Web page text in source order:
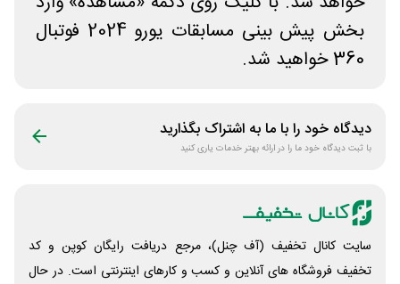
بخش پیش بینی مسابقات یورو 2024 فوتبال
360 خواهید شد.
دیدگاه خود را با ما به اشتراک بگذارید
با ثبت دیدگاه خود ما را در ارائه بهتر خدمات یاری کنید
سایت کانال تخفیف (آف چنل)، مرجع دریافت رایگان کوپن و کد
تخفیف فروشگاه های آنلاین و کسب و‌ کارهای اینترنتی است. در حال